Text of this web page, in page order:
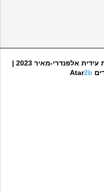
אלפנדרי-מאיר 2023 |
Atar2b